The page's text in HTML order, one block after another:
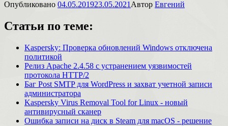
Опубликовано 04.05.201923.05.2021 Автор Евгений
Статьи по теме:
Kaspersky: Проверка обновлений Windows отключена
политикой
Релиз Apache 2.4.58 с устранением уязвимостей
протокола HTTP/2
Баг Post SMTP для WordPress и захват учетной записи
администратора
Kaspersky Virus Removal Tool for Linux - новый
антивирусный сканер
Ошибка записи на диск в Steam для macOS - решение